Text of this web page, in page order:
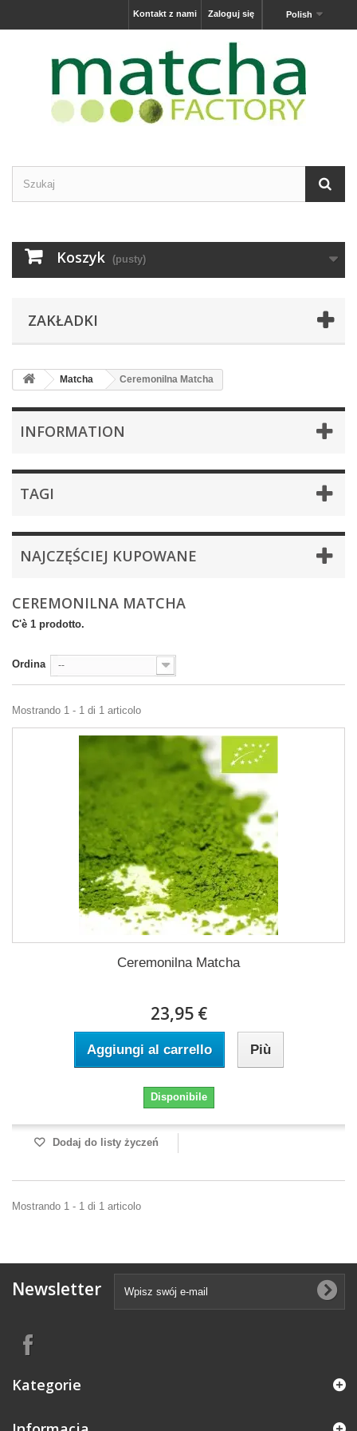
Polish
Zaloguj się
Kontakt z nami
Koszyk (pusty)
ZAKŁADKI
Matcha Ceremonilna Matcha
INFORMATION
TAGI
NAJCZĘŚCIEJ KUPOWANE
CEREMONILNA MATCHA
C'è 1 prodotto.
Ordina --
Mostrando 1 - 1 di 1 articolo
Ceremonilna Matcha
23,95 €
Aggiungi al carrello Più
Disponibile
Dodaj do listy życzeń
Mostrando 1 - 1 di 1 articolo
Newsletter
Kategorie